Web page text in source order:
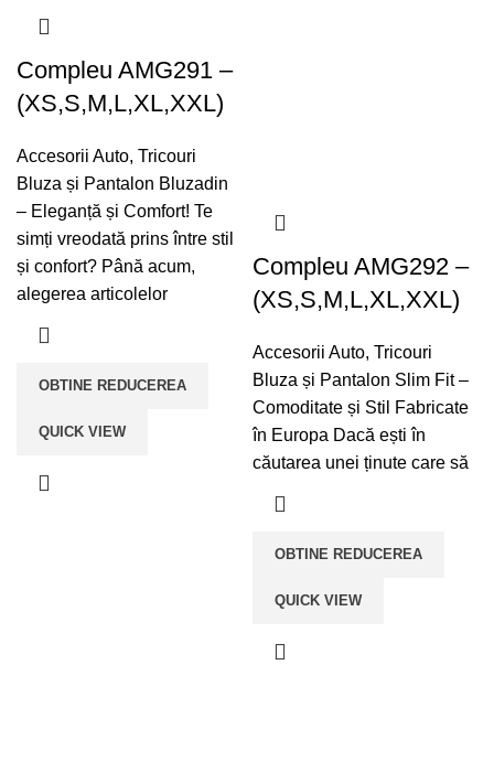
Compleu AMG291 –
(XS,S,M,L,XL,XXL)
Accesorii Auto, Tricouri
Bluza și Pantalon Bluzadin
– Eleganță și Comfort! Te
simți vreodată prins între stil
și confort? Până acum,
alegerea articolelor
OBTINE REDUCEREA
QUICK VIEW
Compleu AMG292 –
(XS,S,M,L,XL,XXL)
Accesorii Auto, Tricouri
Bluza și Pantalon Slim Fit –
Comoditate și Stil Fabricate
în Europa Dacă ești în
căutarea unei ținute care să
OBTINE REDUCEREA
QUICK VIEW